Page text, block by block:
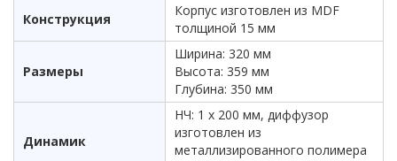
Конструкция
Корпус изготовлен из MDF
толщиной 15 мм
Размеры
Ширина: 320 мм
Высота: 359 мм
Глубина: 350 мм
Динамик
НЧ: 1 х 200 мм, диффузор
изготовлен из
металлизированного полимера